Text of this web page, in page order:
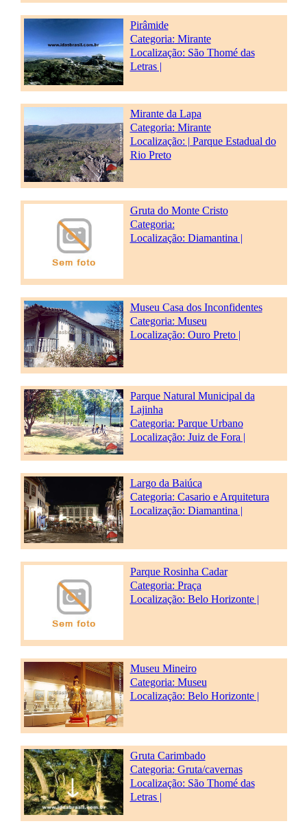
Pirâmide
Categoria: Mirante
Localização: São Thomé das
Letras |
Mirante da Lapa
Categoria: Mirante
Localização: | Parque Estadual do
Rio Preto
Gruta do Monte Cristo
Categoria:
Localização: Diamantina |
Museu Casa dos Inconfidentes
Categoria: Museu
Localização: Ouro Preto |
Parque Natural Municipal da
Lajinha
Categoria: Parque Urbano
Localização: Juiz de Fora |
Largo da Baiúca
Categoria: Casario e Arquitetura
Localização: Diamantina |
Parque Rosinha Cadar
Categoria: Praça
Localização: Belo Horizonte |
Museu Mineiro
Categoria: Museu
Localização: Belo Horizonte |
Gruta Carimbado
Categoria: Gruta/cavernas
Localização: São Thomé das
Letras |